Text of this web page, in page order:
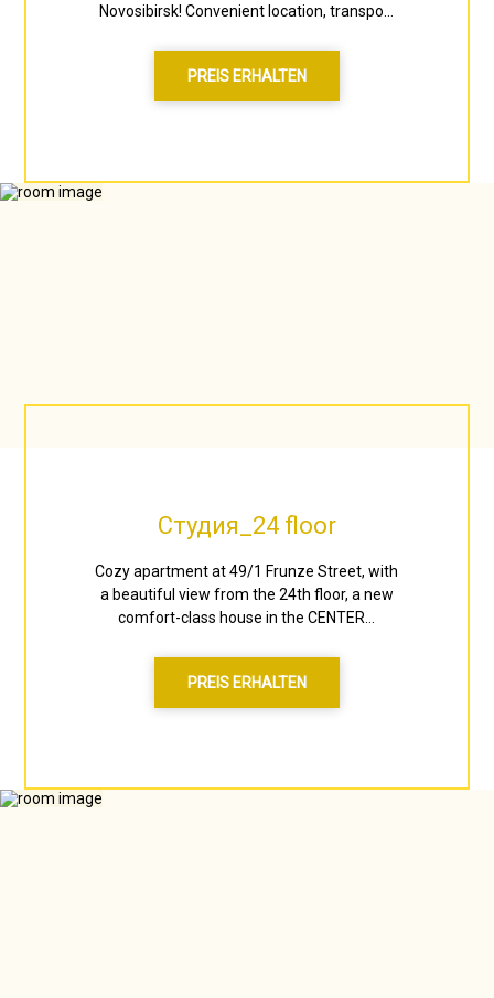
Novosibirsk! Convenient location, transpo...
PREIS ERHALTEN
Студия_24 floor
Cozy apartment at 49/1 Frunze Street, with
a beautiful view from the 24th floor, a new
comfort-class house in the CENTER...
PREIS ERHALTEN